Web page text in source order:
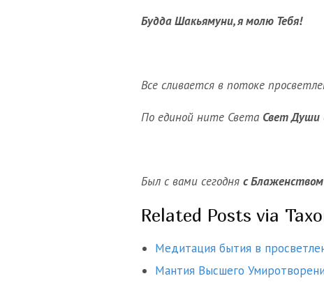
Будда Шакьямуни, я молю Тебя!
Все сливается в потоке
По единой ните Света Свет Души
Был с вами сегодня с
Related Posts via
Медитация бытия в
Мантия Высшего